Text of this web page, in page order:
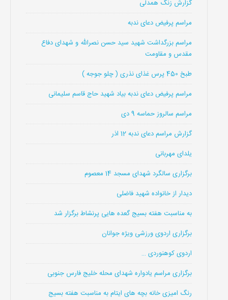
گزارش زنگ همدلی
مراسم پرفیض دعای ندبه
مراسم بزرگداشت شهید سید حسن نصرالله و شهدای دفاع
مقدس و مقاومت
طبخ 450 پرس غذای نذری ( چلو جوجه )
مراسم پرفیض دعای ندبه بیاد شهید حاج قاسم سلیمانی
مراسم سالروز حماسه 9 دی
گزارش مراسم دعای ندبه 12 اذر
یلدای مهربانی
برگزاری سالگرد شهدای مسجد 14 معصوم
دیدار از خانواده شهید فاضلی
به مناسبت هفته بسیج گعده هایی پرنشاط برگزار شد
برگزاری اردوی ورزشی ویژه جوانان
اردوی کوهنوردی …
برگزاری مراسم یادواره شهدای محله خلیج فارس جنوبی
رنگ امیزی خانه بچه های ایتام به مناسبت هفته بسیج